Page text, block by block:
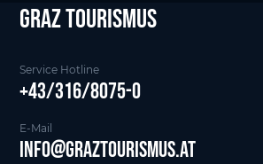
Graz tourismus
Service Hotline
+43/316/8075-0
E-Mail
info@graztourismus.at